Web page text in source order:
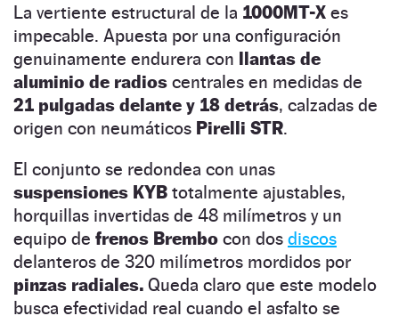
La vertiente estructural de la 1000MT-X es
impecable. Apuesta por una configuración
genuinamente endurera con llantas de
aluminio de radios centrales en medidas de
21 pulgadas delante y 18 detrás, calzadas de
origen con neumáticos Pirelli STR.
El conjunto se redondea con unas
suspensiones KYB totalmente ajustables,
horquillas invertidas de 48 milímetros y un
equipo de frenos Brembo con dos discos
delanteros de 320 milímetros mordidos por
pinzas radiales. Queda claro que este modelo
busca efectividad real cuando el asfalto se